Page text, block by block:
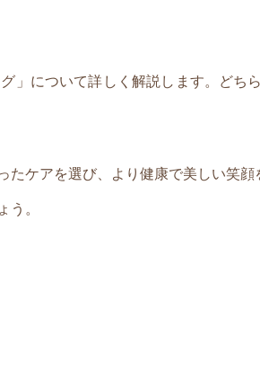
について詳しく解説します。どち
ケアを選び、より健康で美しい笑顔
う。